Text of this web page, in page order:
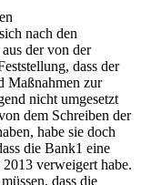
nach den
der von der
dass der
Maßnahmen zur
nicht umgesetzt
dem Schreiben der
habe sie doch
die Bank1 eine
verweigert habe.
dass die